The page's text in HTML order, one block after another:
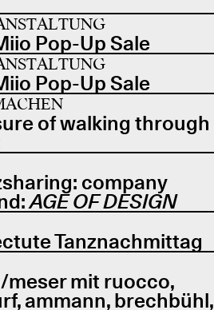
Pop-Up Sale
Pop-Up Sale
of walking through
company
AGE OF DESIGN
Tanznachmittag
mit ruocco,
ammann, brechbühl,